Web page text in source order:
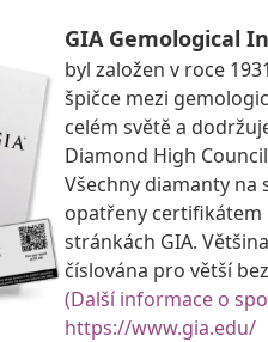
GIA Gemological
byl založen v roce
špičce mezi
celém světě a
Diamond High
Všechny diamanty na
opatřeny certifikátem
stránkách GIA.
číslována pro větší
(Další informace o
https://www.gia.edu/